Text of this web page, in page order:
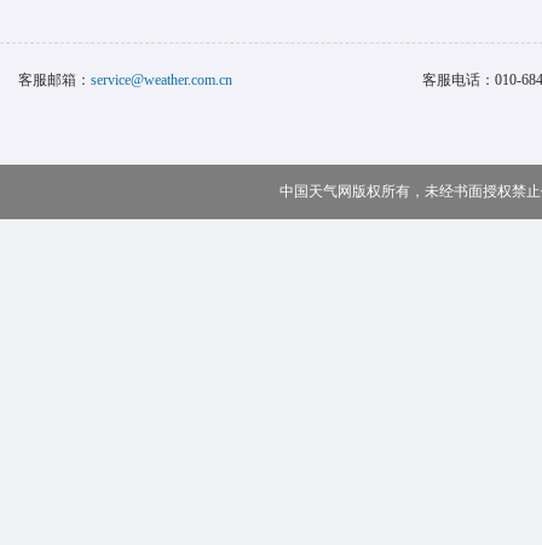
客服邮箱： service@weather.com.cn 客服电话： 010-
中国天气网版权所有，未经书面授权